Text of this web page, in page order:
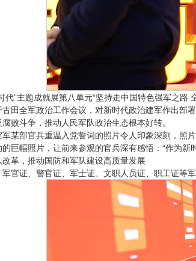
代”主题成就展第八单元“坚持走中国特色强军之
田全军政治工作会议，对新时代政治建军作出部
败斗争，推动人民军队政治生态根本好转。
某部官兵重温入党誓词的照片令人印象深刻，照
巨幅照片，让前来参观的官兵深有感悟：“作为
革，推动国防和军队建设高质量发展
官证、警官证、军士证、文职人员证、职工证等